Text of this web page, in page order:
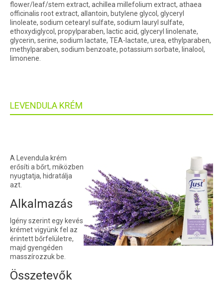
flower/leaf/stem extract, achillea millefolium extract, athaea
officinalis root extract, allantoin, butylene glycol, glyceryl
linoleate, sodium cetearyl sulfate, sodium lauryl sulfate,
ethoxydiglycol, propylparaben, lactic acid, glyceryl linolenate,
glycerin, serine, sodium lactate, TEA-lactate, urea, ethylparaben,
methylparaben, sodium benzoate, potassium sorbate, linalool,
limonene.
LEVENDULA KRÉM
A Levendula krém
erősíti a bőrt, miközben
nyugtatja, hidratálja
azt.
Alkalmazás
Igény szerint egy kevés
krémet vigyünk fel az
érintett bőrfelületre,
majd gyengéden
masszírozzuk be.
Összetevők